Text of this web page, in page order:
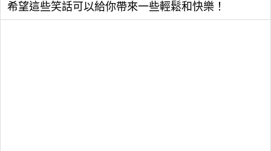
希望這些笑話可以給你帶來一些輕鬆和快樂！